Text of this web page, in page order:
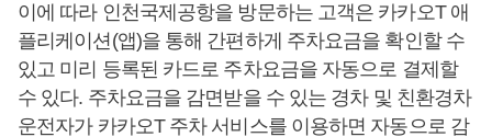
이에 따라 인천국제공항을 방문하는 고객은 카카오T 애
플리케이션(앱)을 통해 간편하게 주차요금을 확인할 수
있고 미리 등록된 카드로 주차요금을 자동으로 결제할
수 있다. 주차요금을 감면받을 수 있는 경차 및 친환경차
운전자가 카카오T 주차 서비스를 이용하면 자동으로 감